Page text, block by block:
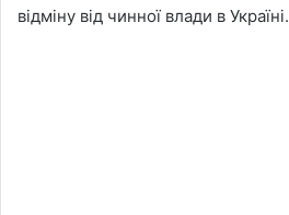
відміну від чинної влади в Україні.